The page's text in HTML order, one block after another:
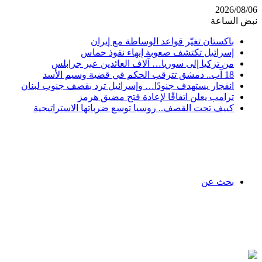
2026/08/06
نبض الساعة
باكستان تغيّر قواعد الوساطة مع إيران
إسرائيل تكتشف صعوبة إنهاء نفوذ حماس
من تركيا إلى سوريا… آلاف العائدين عبر جرابلس
18 آب.. دمشق تترقب الحكم في قضية وسيم الأسد
انفجار يستهدف جنودًا… وإسرائيل ترد بقصف جنوب لبنان
ترامب يعلن اتفاقًا لإعادة فتح مضيق هرمز
كييف تحت القصف.. روسيا توسع ضرباتها الاستراتيجية
بحث عن